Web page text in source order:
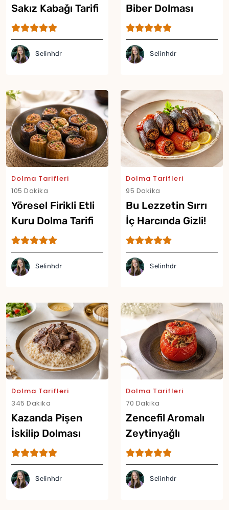
Sakız Kabağı Tarifi
Selinhdr
Biber Dolması
Tarifi
Selinhdr
Dolma Tarifleri
105 Dakika
Yöresel Firikli Etli
Kuru Dolma Tarifi
Selinhdr
Dolma Tarifleri
95 Dakika
Bu Lezzetin Sırrı
İç Harcında Gizli!
Fıstıklı Zeytinyağlı
Kuru Dolma Tarifi
Selinhdr
Dolma Tarifleri
345 Dakika
Kazanda Pişen
İskilip Dolması
Tarifi
Selinhdr
Dolma Tarifleri
70 Dakika
Zencefil Aromalı
Zeytinyağlı
Domates Dolması
Tarifi
Selinhdr